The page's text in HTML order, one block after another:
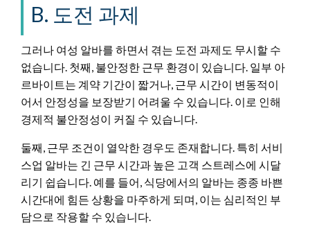
B. 도전 과제
그러나 여성 알바를 하면서 겪는 도전 과제도 무시할 수
없습니다. 첫째, 불안정한 근무 환경이 있습니다. 일부 아
르바이트는 계약 기간이 짧거나, 근무 시간이 변동적이
어서 안정성을 보장받기 어려울 수 있습니다. 이로 인해
경제적 불안정성이 커질 수 있습니다.
둘째, 근무 조건이 열악한 경우도 존재합니다. 특히 서비
스업 알바는 긴 근무 시간과 높은 고객 스트레스에 시달
리기 쉽습니다. 예를 들어, 식당에서의 알바는 종종 바쁜
시간대에 힘든 상황을 마주하게 되며, 이는 심리적인 부
담으로 작용할 수 있습니다.